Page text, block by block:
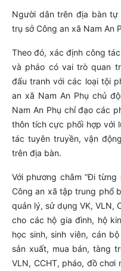
Người dân trên địa bàn tự
trụ sở Công an xã Nam An
Theo đó, xác định công
và pháo có vai trò quan
đấu tranh với các loại tội
an xã Nam An Phụ chủ
Nam An Phụ chỉ đạo các
thôn tích cực phối hợp với
tác tuyên truyền, vận
trên địa bàn.
Với phương châm “Đi
Công an xã tập trung phổ
quản lý, sử dụng VK, VLN,
cho các hộ gia đình, hộ
học sinh, sinh viên, cán
sản xuất, mua bán, tàng
VLN, CCHT, pháo, đồ chơi